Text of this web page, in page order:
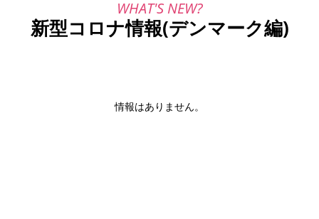
新型コロナ情報(デンマーク編)
情報はありません。